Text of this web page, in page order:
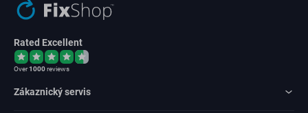
Rated Excellent
Over1000reviews
Zákaznický servis